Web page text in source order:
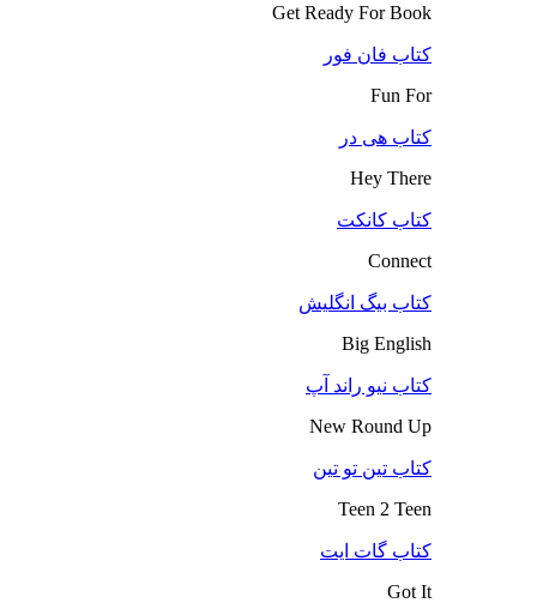
Get Ready For Book
کتاب فان فور
Fun For
کتاب هی در
Hey There
کتاب کانکت
Connect
کتاب بیگ انگلیش
Big English
کتاب نیو راند آپ
New Round Up
کتاب تین تو تین
Teen 2 Teen
کتاب گات ایت
Got It